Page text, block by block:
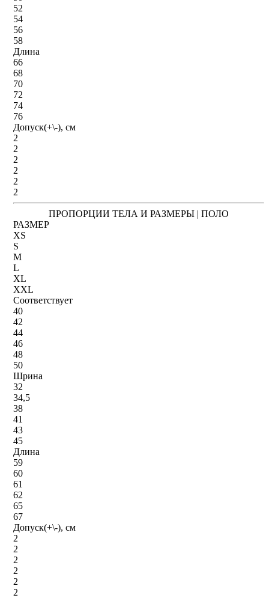
52
54
56
58
Длина
66
68
70
72
74
76
Допуск(+\-), см
2
2
2
2
2
2
ПРОПОРЦИИ ТЕЛА И РАЗМЕРЫ | ПОЛО
РАЗМЕР
XS
S
M
L
XL
XXL
Соответствует
40
42
44
46
48
50
Шрина
32
34,5
38
41
43
45
Длина
59
60
61
62
65
67
Допуск(+\-), см
2
2
2
2
2
2